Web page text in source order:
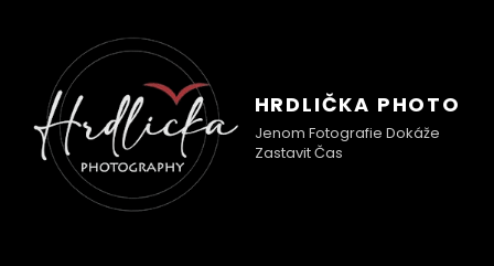
HRDLIČKA PHOTO
Jenom Fotografie Dokáže
Zastavit Čas